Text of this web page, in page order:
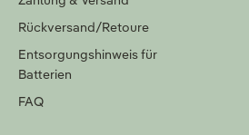
Rückversand/Retoure
Entsorgungshinweis für
Batterien
FAQ